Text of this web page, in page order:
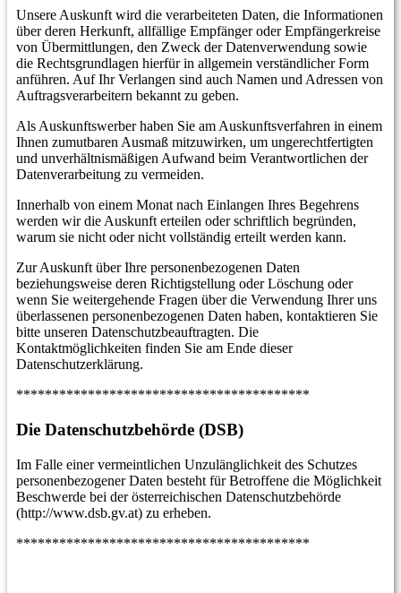
Unsere Auskunft wird die verarbeiteten Daten, die Informationen
über deren Herkunft, allfällige Empfänger oder Empfängerkreise
von Übermittlungen, den Zweck der Datenverwendung sowie
die Rechtsgrundlagen hierfür in allgemein verständlicher Form
anführen. Auf Ihr Verlangen sind auch Namen und Adressen von
Auftragsverarbeitern bekannt zu geben.
Als Auskunftswerber haben Sie am Auskunftsverfahren in einem
Ihnen zumutbaren Ausmaß mitzuwirken, um ungerechtfertigten
und unverhältnismäßigen Aufwand beim Verantwortlichen der
Datenverarbeitung zu vermeiden.
Innerhalb von einem Monat nach Einlangen Ihres Begehrens
werden wir die Auskunft erteilen oder schriftlich begründen,
warum sie nicht oder nicht vollständig erteilt werden kann.
Zur Auskunft über Ihre personenbezogenen Daten
beziehungsweise deren Richtigstellung oder Löschung oder
wenn Sie weitergehende Fragen über die Verwendung Ihrer uns
überlassenen personenbezogenen Daten haben, kontaktieren Sie
bitte unseren Datenschutzbeauftragten. Die
Kontaktmöglichkeiten finden Sie am Ende dieser
Datenschutzerklärung.
*****************************************
Die Datenschutzbehörde (DSB)
Im Falle einer vermeintlichen Unzulänglichkeit des Schutzes
personenbezogener Daten besteht für Betroffene die Möglichkeit
Beschwerde bei der österreichischen Datenschutzbehörde
(http://www.dsb.gv.at) zu erheben.
*****************************************